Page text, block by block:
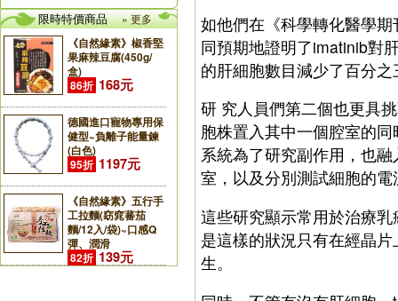
限時特價商品
» 更多
《自然緣素》椒香堅
果麻辣豆腐(450g/
盒)
86折 168元
德國進口寵物專用保
健型~負離子能量鍊
(白色)
95折 1197元
《自然緣素》五行手
工拉麵(窈窕蕃茄
麵/12入/袋)~口感Q
彈、潤滑
82折 139元
如他們在《科學轉化醫學
同預期地證明了imatinib對
的肝細胞數目減少了百分
研 究人員們第二個也更具
胞株置入其中一個腔室的
系統為了研究副作用，也
室，以及分別測試細胞的
這些研究顯示常用於治療
是這樣的狀況只有在經晶
生。